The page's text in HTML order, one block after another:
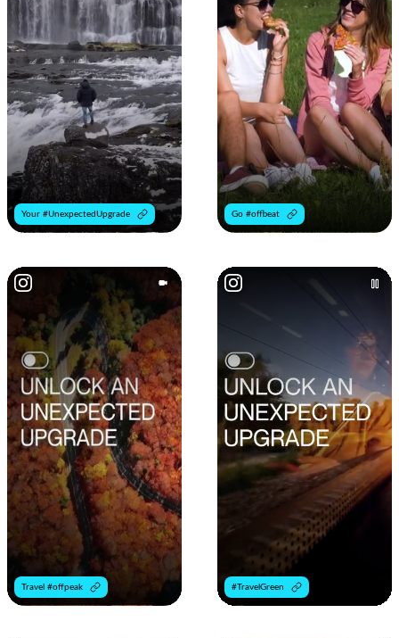
Your #UnexpectedUpgrade Go #offbeat
Travel #offpeak #TravelGreen